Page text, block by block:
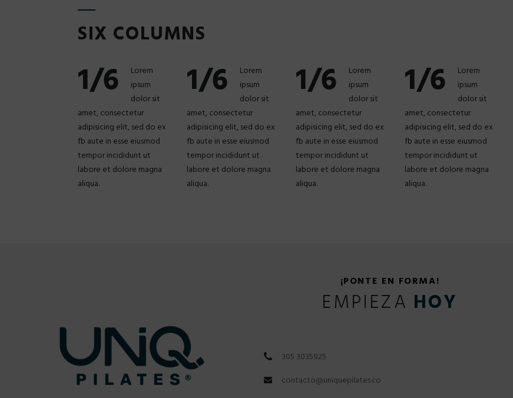
SIX COLUMNS
1/6
Lorem
ipsum
dolor sit
amet, consectetur
adipisicing elit, sed do ex
fb aute in esse eiusmod
tempor incididunt ut
labore et dolore magna
aliqua.
1/6
Lorem
ipsum
dolor sit
amet, consectetur
adipisicing elit, sed do ex
fb aute in esse eiusmod
tempor incididunt ut
labore et dolore magna
aliqua.
1/6
Lorem
ipsum
dolor sit
amet, consectetur
adipisicing elit, sed do ex
fb aute in esse eiusmod
tempor incididunt ut
labore et dolore magna
aliqua.
1/6
Lorem
ipsum
dolor sit
amet, consectetur
adipisicing elit, sed do ex
fb aute in esse eiusmod
tempor incididunt ut
labore et dolore magna
aliqua.
¡PONTE EN FORMA!
EMPIEZA HOY
305 3035925
contacto@uniquepilates.co